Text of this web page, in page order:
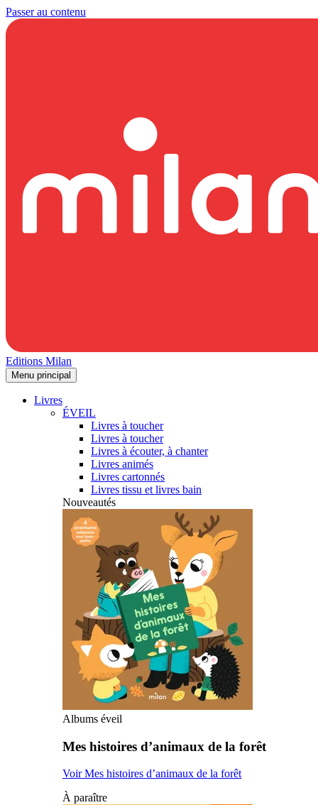
Passer au contenu
Editions Milan
Menu principal
Livres
ÉVEIL
Livres à toucher
Livres à toucher
Livres à écouter, à chanter
Livres animés
Livres cartonnés
Livres tissu et livres bain
Nouveautés
Albums éveil
Mes histoires d’animaux de la forêt
Voir Mes histoires d’animaux de la forêt
À paraître